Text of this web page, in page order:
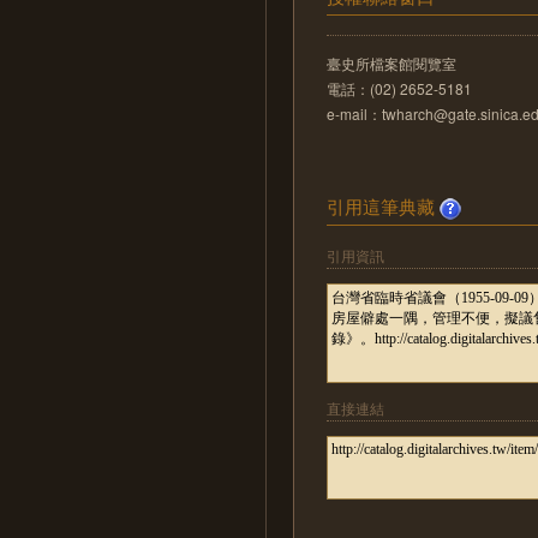
臺史所檔案館閱覽室
電話：(02) 2652-5181
e-mail：
引用這筆典藏
引用資訊
直接連結